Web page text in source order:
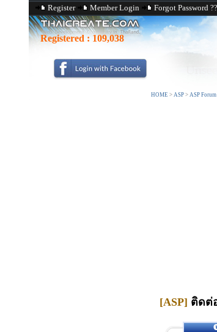
Register Member Login Forgot Password ??
Registered : 109,038
HOME > ASP > ASP Forum
[ASP] ติดต่